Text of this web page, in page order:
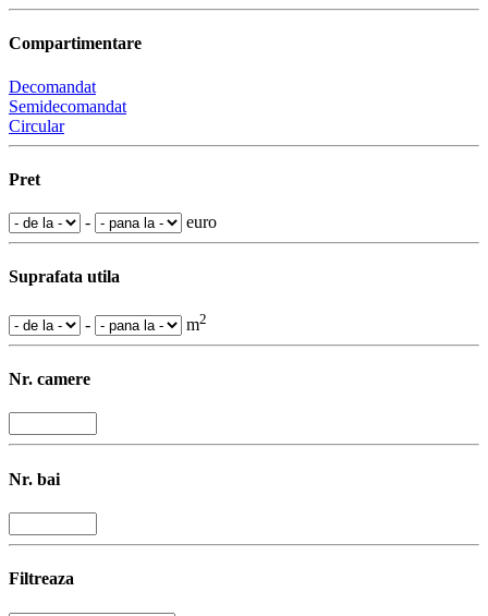
Compartimentare
Decomandat
Semidecomandat
Circular
Pret
- euro
Suprafata utila
- m2
Nr. camere
Nr. bai
Filtreaza